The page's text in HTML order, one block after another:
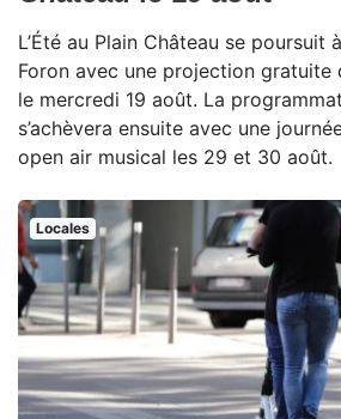
L’Été au Plain Château se poursuit
Foron avec une projection gratuite
le mercredi 19 août. La
s’achèvera ensuite avec une
open air musical les 29 et 30 août.
Locales